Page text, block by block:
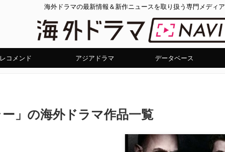
海外ドラマの最新情報＆新作ニュースを取り扱う専門メディア
レコメンド アジアドラマ データベース
」の海外ドラマ作品一覧